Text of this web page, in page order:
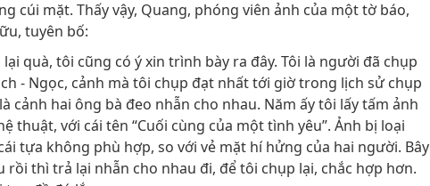
cúi mặt. Thấy vậy, Quang, phóng viên ảnh của một tờ báo,
tuyên bố:
quà, tôi cũng có ý xin trình bày ra đây. Tôi là người đã chụp
- Ngọc, cảnh mà tôi chụp đạt nhất tới giờ trong lịch sử chụp
cảnh hai ông bà đeo nhẫn cho nhau. Năm ấy tôi lấy tấm ảnh
thuật, với cái tên “Cuối cùng của một tình yêu”. Ảnh bị loại
tựa không phù hợp, so với vẻ mặt hí hửng của hai người. Bây
rồi thì trả lại nhẫn cho nhau đi, để tôi chụp lại, chắc hợp hơn.